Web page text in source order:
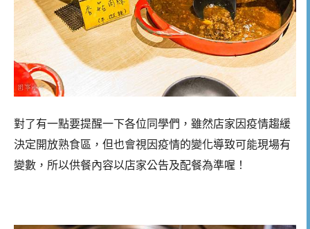
對了有一點要提醒一下各位同學們，雖然店家因疫情趨緩
決定開放熟食區，但也會視因疫情的變化導致可能現場有
變數，所以供餐內容以店家公告及配餐為準喔！